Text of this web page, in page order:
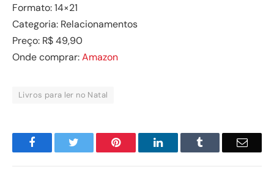
Formato: 14×21
Categoria: Relacionamentos
Preço: R$ 49,90
Onde comprar:Amazon
Livros para ler no Natal
Facebook Pinterest LinkedIn Email